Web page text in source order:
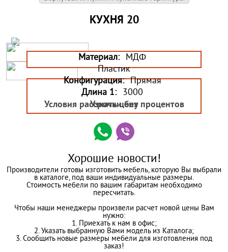
КУХНЯ 20
Материал: МДФ
Пластик
Конфигурация: Прямая
Длина 1: 3000
Узнать цену
Условия рассрочки без процентов
Хорошие новости!
Производители готовы изготовить мебель, которую Вы выбрали
в каталоге, под ваши индивидуальные размеры.
Стоимость мебели по вашим габаритам необходимо
пересчитать.
Чтобы наши менеджеры произвели расчет новой цены Вам
нужно:
1. Приехать к нам в офис;
2. Указать выбранную Вами модель из Каталога;
3. Сообщить новые размеры мебели для изготовления под
заказ!